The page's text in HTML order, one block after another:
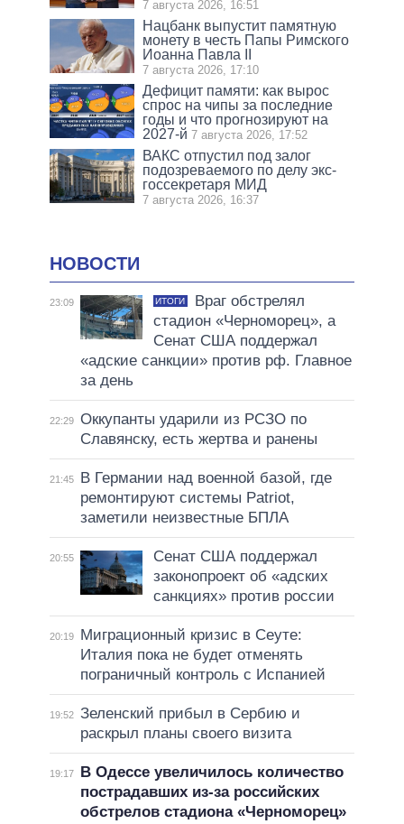
7 августа 2026, 16:51
Нацбанк выпустит памятную
монету в честь Папы Римского
Иоанна Павла II
7 августа 2026, 17:10
Дефицит памяти: как вырос
спрос на чипы за последние
годы и что прогнозируют на
2027-й 7 августа 2026, 17:52
ВАКС отпустил под залог
подозреваемого по делу экс-
госсекретаря МИД
7 августа 2026, 16:37
НОВОСТИ
23:09 ИТОГИ
Враг обстрелял
стадион «Черноморец», а
Сенат США поддержал
«адские санкции» против рф. Главное
за день
22:29 Оккупанты ударили из РСЗО по
Славянску, есть жертва и ранены
21:45
В Германии над военной базой, где
ремонтируют системы Patriot,
заметили неизвестные БПЛА
20:55
Сенат США поддержал
законопроект об «адских
санкциях» против россии
20:19
Миграционный кризис в Сеуте:
Италия пока не будет отменять
пограничный контроль с Испанией
19:52 Зеленский прибыл в Сербию и
раскрыл планы своего визита
19:17
В Одессе увеличилось количество
пострадавших из-за российских
обстрелов стадиона «Черноморец»